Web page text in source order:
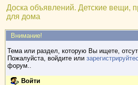
Доска объявлений. Детские вещи,
для дома
Внимание!
Тема или раздел, которую Вы ищете,
Пожалуйста, войдите или
форум..
Войти